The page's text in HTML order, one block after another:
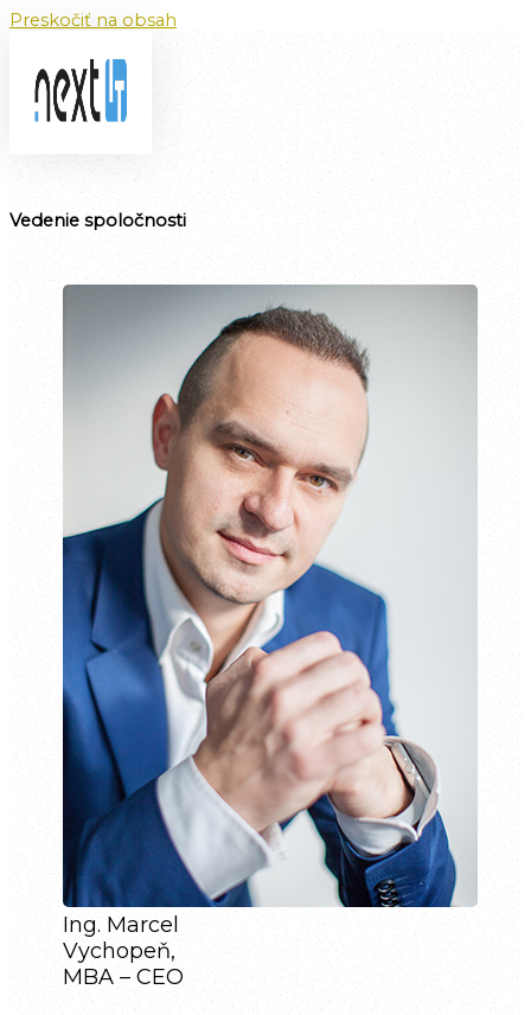
Preskočiť na obsah
Vedenie spoločnosti
Ing. Marcel
Vychopeň,
MBA – CEO